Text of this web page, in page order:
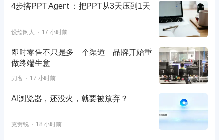
4步搭PPT Agent ：把PPT从3天压到1天
设绘闲人 17 小时前
即时零售不只是多一个渠道，品牌开始重
做终端生意
刀客 17 小时前
AI浏览器，还没火，就要被放弃？
克劳锐 18 小时前